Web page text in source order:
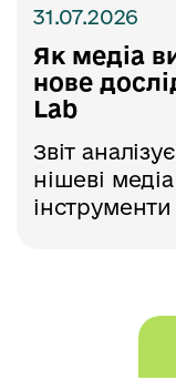
31.07.2026
Як медіа
нове
Lab
Звіт
нішеві
інструменти